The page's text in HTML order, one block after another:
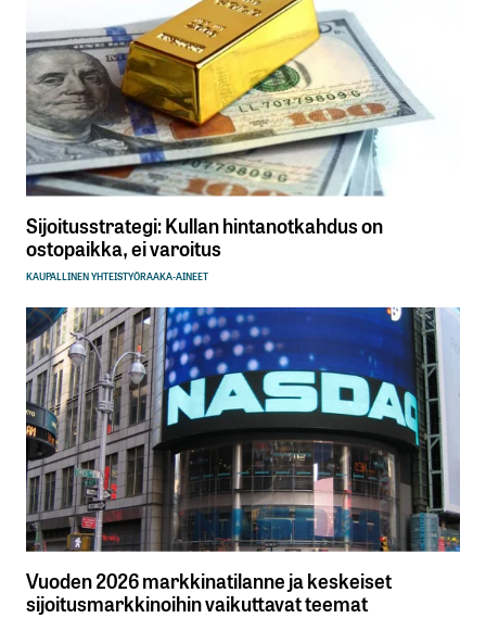
Sijoitusstrategi: Kullan hintanotkahdus on
ostopaikka, ei varoitus
KAUPALLINEN YHTEISTYÖRAAKA-AINEET
Vuoden 2026 markkinatilanne ja keskeiset
sijoitusmarkkinoihin vaikuttavat teemat